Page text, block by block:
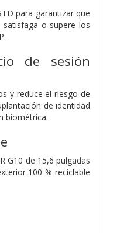
para garantizar que
o supere los
de sesión
y reduce el riesgo de
de identidad
biométrica.
G10 de 15,6 pulgadas
100 % reciclable